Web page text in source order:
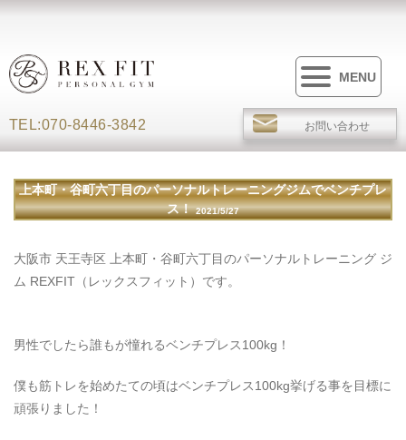
MENU
TEL:070-8446-3842 お問い合わせ
上本町・谷町六丁目のパーソナルトレーニングジムでベンチプレ
ス！2021/5/27
大阪市 天王寺区 上本町・谷町六丁目のパーソナルトレーニング ジ
ム REXFIT（レックスフィット）です。
男性でしたら誰もが憧れるベンチプレス100kg！
僕も筋トレを始めたての頃はベンチプレス100kg挙げる事を目標に
頑張りました！